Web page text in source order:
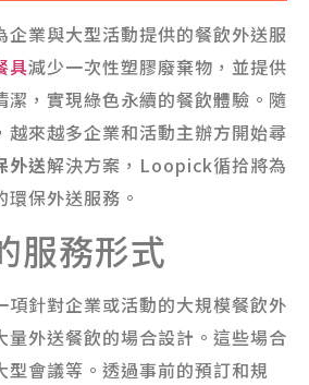
企業與大型活動提供的餐飲外送服
具減少一次性塑膠廢棄物，並提供
潔，實現綠色永續的餐飲體驗。隨
越來越多企業和活動主辦方開始尋
外送解決方案，Loopick循拾將為
保外送服務。
服務形式
針對企業或活動的大規模餐飲外
量外送餐飲的場合設計。這些場合
型會議等。透過事前的預訂和規